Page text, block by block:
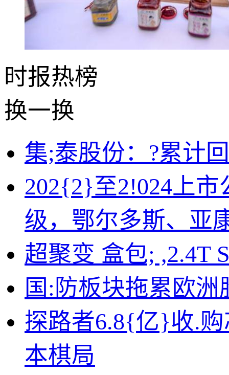
时报热榜
换一换
集;泰股份：?累计
202{2}至2!024上
级，鄂尔多斯、亚
超聚变 盒包; ,2.4T
国:防板块拖累欧
探路者6.8{亿}收.
本棋局